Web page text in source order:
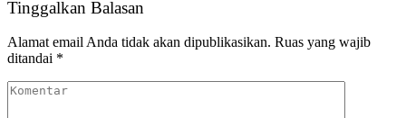
Tinggalkan Balasan
Alamat email Anda tidak akan dipublikasikan. Ruas yang wajib
ditandai *